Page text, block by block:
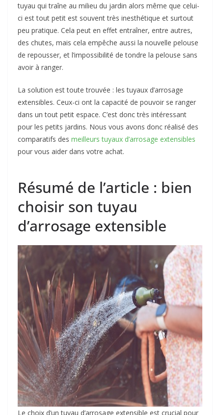
tuyau qui traîne au milieu du jardin alors même que celui-
ci est tout petit est souvent très inesthétique et surtout
peu pratique. Cela peut en effet entraîner, entre autres,
des chutes, mais cela empêche aussi la nouvelle pelouse
de repousser, et l’impossibilité de tondre la pelouse sans
avoir à ranger.
La solution est toute trouvée : les tuyaux d’arrosage
extensibles. Ceux-ci ont la capacité de pouvoir se ranger
dans un tout petit espace. C’est donc très intéressant
pour les petits jardins. Nous vous avons donc réalisé des
comparatifs des meilleurs tuyaux d’arrosage extensibles
pour vous aider dans votre achat.
Résumé de l’article : bien
choisir son tuyau
d’arrosage extensible
Le choix d’un tuyau d’arrosage extensible est crucial pour